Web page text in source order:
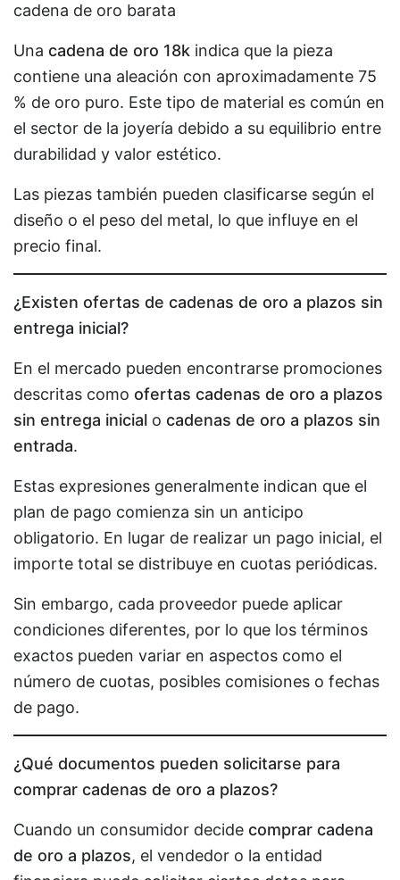
cadena de oro barata
Una cadena de oro 18k indica que la pieza
contiene una aleación con aproximadamente 75
% de oro puro. Este tipo de material es común en
el sector de la joyería debido a su equilibrio entre
durabilidad y valor estético.
Las piezas también pueden clasificarse según el
diseño o el peso del metal, lo que influye en el
precio final.
¿Existen ofertas de cadenas de oro a plazos sin
entrega inicial?
En el mercado pueden encontrarse promociones
descritas como ofertas cadenas de oro a plazos
sin entrega inicial o cadenas de oro a plazos sin
entrada.
Estas expresiones generalmente indican que el
plan de pago comienza sin un anticipo
obligatorio. En lugar de realizar un pago inicial, el
importe total se distribuye en cuotas periódicas.
Sin embargo, cada proveedor puede aplicar
condiciones diferentes, por lo que los términos
exactos pueden variar en aspectos como el
número de cuotas, posibles comisiones o fechas
de pago.
¿Qué documentos pueden solicitarse para
comprar cadenas de oro a plazos?
Cuando un consumidor decide comprar cadena
de oro a plazos, el vendedor o la entidad